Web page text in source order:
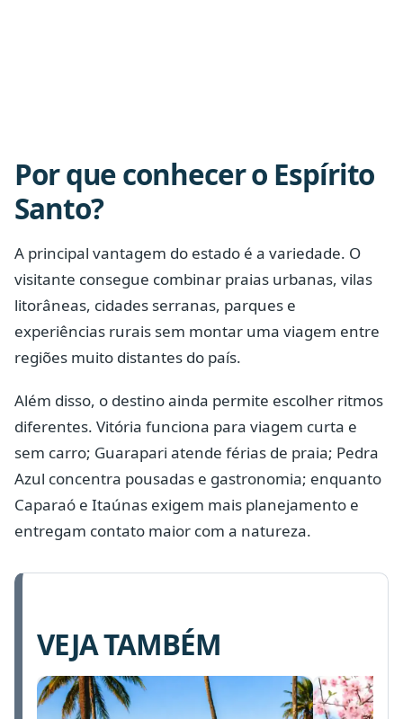
Por que conhecer o Espírito
Santo?
A principal vantagem do estado é a variedade. O
visitante consegue combinar praias urbanas, vilas
litorâneas, cidades serranas, parques e
experiências rurais sem montar uma viagem entre
regiões muito distantes do país.
Além disso, o destino ainda permite escolher ritmos
diferentes. Vitória funciona para viagem curta e
sem carro; Guarapari atende férias de praia; Pedra
Azul concentra pousadas e gastronomia; enquanto
Caparaó e Itaúnas exigem mais planejamento e
entregam contato maior com a natureza.
VEJA TAMBÉM